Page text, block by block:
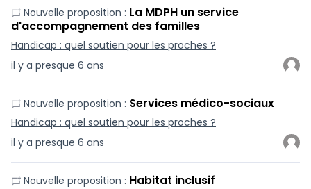
il y a presque 6 ans
Nouvelle proposition : La MDPH un service
d'accompagnement des familles
Handicap : quel soutien pour les proches ?
il y a presque 6 ans
Nouvelle proposition : Services médico-sociaux
Handicap : quel soutien pour les proches ?
Nouvelle proposition : Habitat inclusif